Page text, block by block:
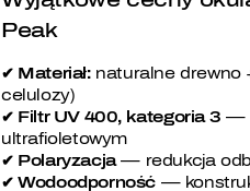
Peak
✔ Materiał:naturalne drewno
celulozy)
✔ Filtr UV 400, kategoria 3 —
ultrafioletowym
✔ Polaryzacja— redukcja
✔ Wodoodporność —